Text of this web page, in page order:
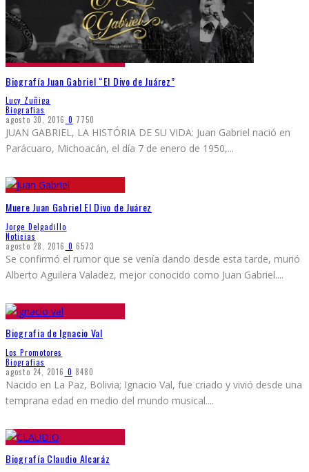
Biografía Juan Gabriel “El Divo de Juárez”
Lucy Zuñiga
Biografias
agosto 30, 2016 0 7750
JUAN GABRIEL, LA HISTÓRIA DE SU VIDA: Juan Gabriel nació en
Parácuaro, Michoacán, el día 7 de enero de 1950,...
Muere Juan Gabriel El Divo de Juárez
Jorge Delgadillo
Noticias
agosto 28, 2016 0 6573
Se confirmó el rumor que se venía dando desde esta tarde, murió
Alberto Aguilera Valadez, mejor conocido como Juan Gabriel....
Biografia de Ignacio Val
Los Promotores
Biografias
agosto 24, 2016 0 8480
Nacido en La Paz, Bolivia; Ignacio Val, fue criado y vivió desde una
temprana edad en medio del mundo musical....
Biografía Claudio Alcaráz